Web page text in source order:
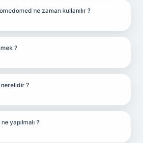
ne zaman kullanılır ?
?
nerelidir ?
yapılmalı ?